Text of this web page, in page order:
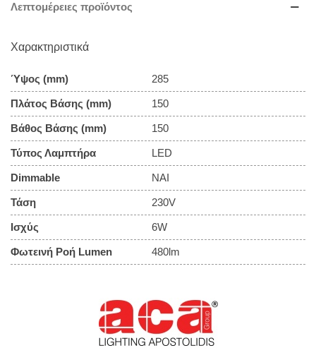
Λεπτομέρειες προϊόντος
Χαρακτηριστικά
Ύψος (mm) 285
Πλάτος Βάσης (mm) 150
Βάθος Βάσης (mm) 150
Τύπος Λαμπτήρα LED
Dimmable ΝΑΙ
Τάση 230V
Ισχύς 6W
Φωτεινή Ροή Lumen 480lm